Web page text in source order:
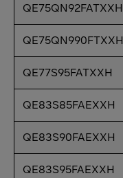
QE75QN92FATXXH
QE75QN990FTXXH
QE77S95FATXXH
QE83S85FAEXXH
QE83S90FAEXXH
QE83S95FAEXXH